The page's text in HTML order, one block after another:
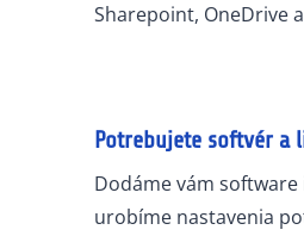
Sharepoint, OneDrive
Potrebujete softvér a
Dodáme vám software
urobíme nastavenia